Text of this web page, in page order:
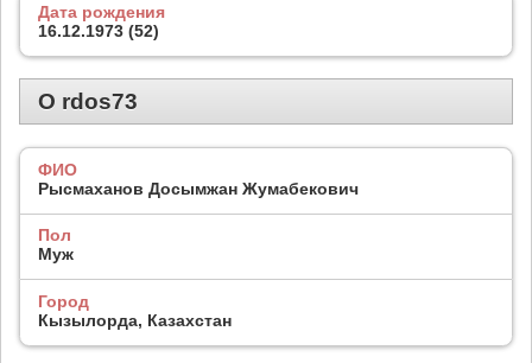
Дата рождения
16.12.1973 (52)
О rdos73
ФИО
Рысмаханов Досымжан Жумабекович
Пол
Муж
Город
Кызылорда, Казахстан